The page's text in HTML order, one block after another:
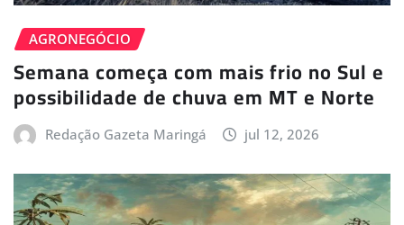
AGRONEGÓCIO
Semana começa com mais frio no Sul e
possibilidade de chuva em MT e Norte
Redação Gazeta Maringá jul 12, 2026